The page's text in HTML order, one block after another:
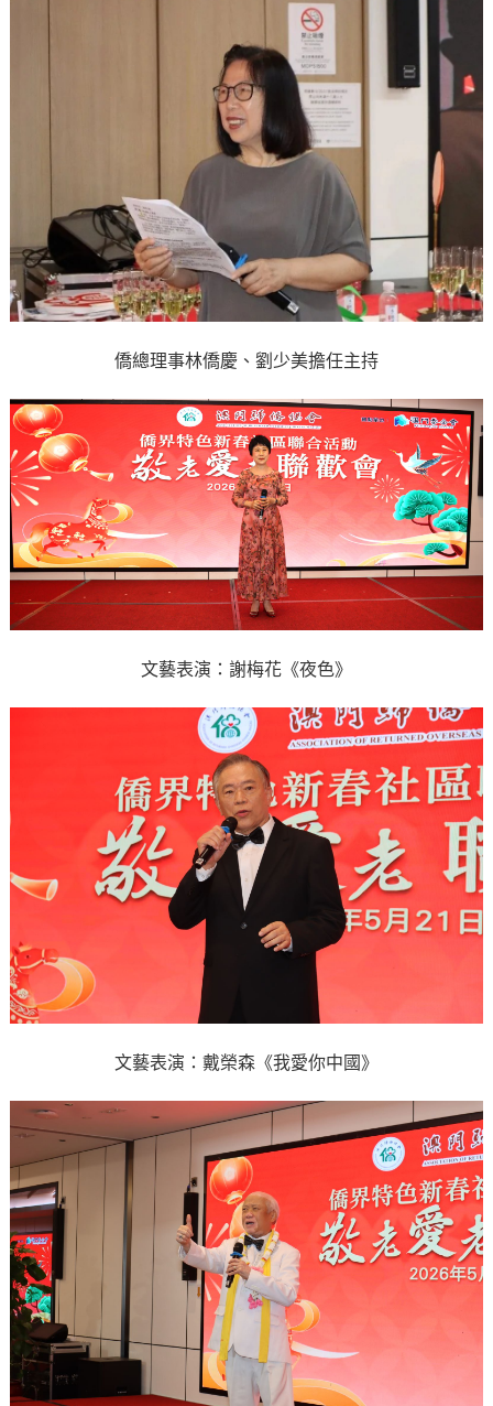
僑總理事林僑慶、劉少美擔任主持
文藝表演：謝梅花《夜色》
文藝表演：戴榮森《我愛你中國》